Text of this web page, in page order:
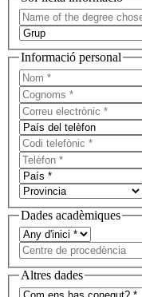
Informació personal
Dades acadèmiques
Altres dades